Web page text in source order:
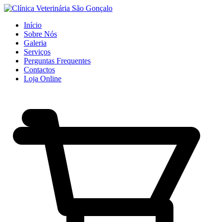
Início
Sobre Nós
Galeria
Serviços
Perguntas Frequentes
Contactos
Loja Online